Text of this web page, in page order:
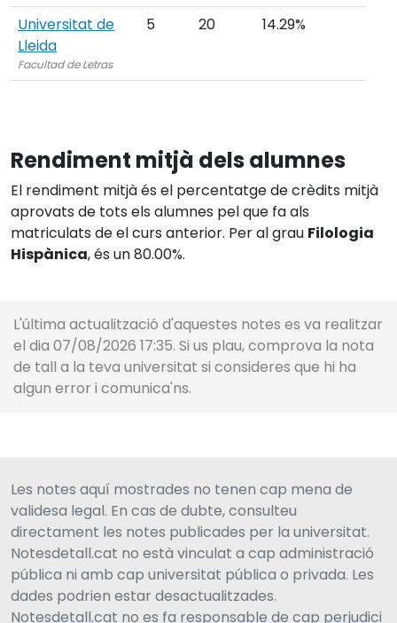
Universitat de
Lleida
Facultad de Letras
5 20 14.29%
Rendiment mitjà dels alumnes
El rendiment mitjà és el percentatge de crèdits mitjà
aprovats de tots els alumnes pel que fa als
matriculats de el curs anterior. Per al grau Filologia
Hispànica, és un 80.00%.
L'última actualització d'aquestes notes es va realitzar
el dia 07/08/2026 17:35. Si us plau, comprova la nota
de tall a la teva universitat si consideres que hi ha
algun error i comunica'ns.
Les notes aquí mostrades no tenen cap mena de
validesa legal. En cas de dubte, consulteu
directament les notes publicades per la universitat.
Notesdetall.cat no està vinculat a cap administració
pública ni amb cap universitat pública o privada. Les
dades podrien estar desactualitzades.
Notesdetall.cat no es fa responsable de cap perjudici